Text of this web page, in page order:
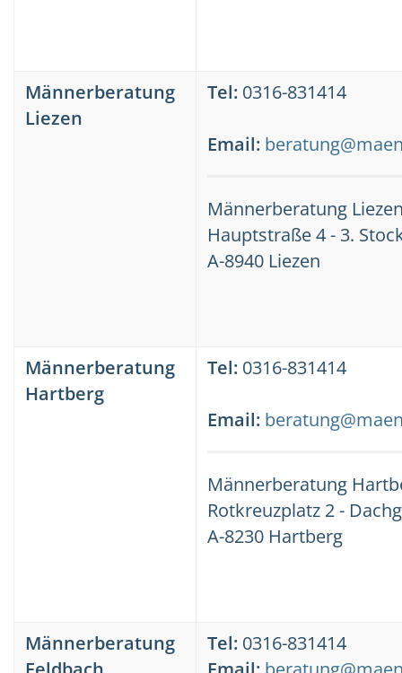
Männerberatung
Liezen
Tel: 0316-831414
Email:
Männerberatung
Hauptstraße 4 - 3.
A-8940 Liezen
Männerberatung
Hartberg
Tel: 0316-831414
Email:
Männerberatung
Rotkreuzplatz 2 -
A-8230 Hartberg
Männerberatung
Tel: 0316-831414